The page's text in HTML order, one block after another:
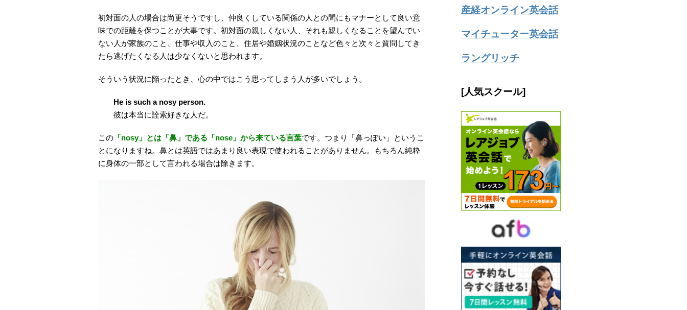
初対面の人の場合は尚更そうですし、仲良くしている関係の人との間にもマナーとして良い意
味での距離を保つことが大事です。初対面の親しくない人、それも親しくなることを望んでい
ない人が家族のこと、仕事や収入のこと、住居や婚姻状況のことなど色々と次々と質問してき
たら逃げたくなる人は少なくないと思われます。
そういう状況に陥ったとき、心の中ではこう思ってしまう人が多いでしょう。
He is such a nosy person.
彼は本当に詮索好きな人だ。
この 「nosy」とは「鼻」である「nose」から来ている言葉です。つまり「鼻っぽい」というこ
とになりますね。鼻とは英語ではあまり良い表現で使われることがありません。もちろん純粋
に身体の一部として言われる場合は除きます。
産経オンライン英会話
マイチューター英会話
ラングリッチ
[人気スクール]